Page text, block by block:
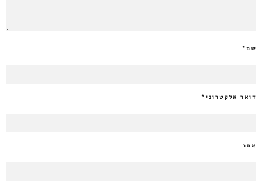
שם*
דואר אלקטרוני *
אתר